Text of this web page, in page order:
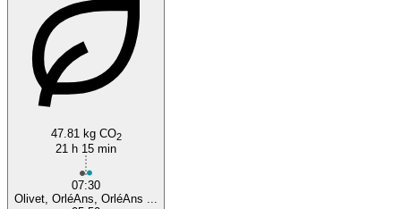
47.81 kg CO2
21 h 15 min
07:30
Olivet, OrléAns, OrléAns ...